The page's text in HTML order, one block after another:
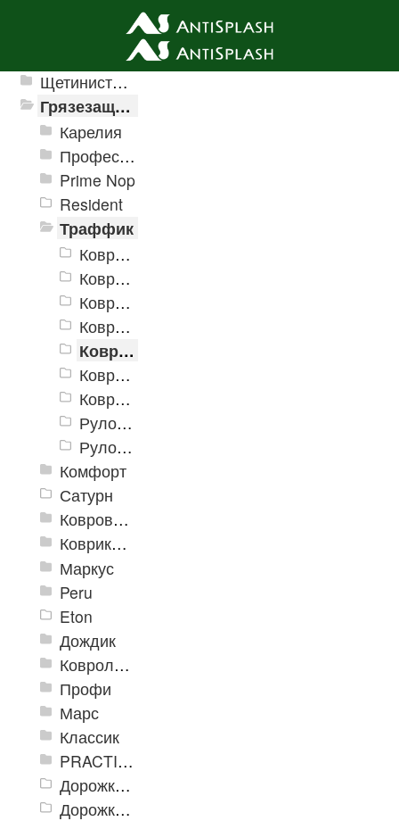
Ячеистые грязезащитные покрытия
Щетинистые покрытия
Грязезащитные, влаговпитывающие покрытия
Карелия
Профессиональные грязезащитные ковры AntiSplash Carpet
Prime Nop
Resident
Траффик
Коврики «Траффик» 400x600 мм
Коврики «Траффик» 500x800 мм
Коврики «Траффик» 600x900 мм
Коврики «Траффик» 800x1200 мм
Коврики «Траффик» 900x1500 мм
Коврики «Траффик» 1200x1800 мм
Коврики «Траффик» 1200x2500 мм
Рулон «Траффик» 900 мм
Рулон «Траффик» 1200 мм
Комфорт
Сатурн
Ковровое покрытие "Цикада"
Коврики «Heavy» на резиновой подложке
Маркус
Peru
Eton
Дождик
Ковролиновые дорожки «Rekord»
Профи
Марс
Классик
PRACTICAL
Дорожка влаговпитывающая Лидер XL
Дорожки «Фаворит»